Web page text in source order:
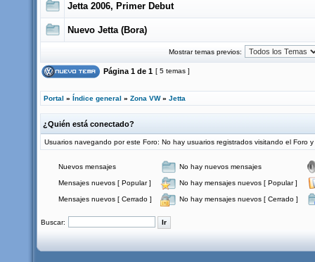
Jetta 2006, Primer Debut
Nuevo Jetta (Bora)
Mostrar temas previos:
Página 1 de 1 [ 5 temas ]
Portal » Índice general » Zona VW» Jetta
¿Quién está conectado?
Usuarios navegando por este Foro: No hay usuarios registrados visitando el Foro
Nuevos mensajes No hay nuevos mensajes
Mensajes nuevos [ Popular ] No hay mensajes nuevos [ Popular ]
Mensajes nuevos [ Cerrado ] No hay mensajes nuevos [ Cerrado ]
Buscar: